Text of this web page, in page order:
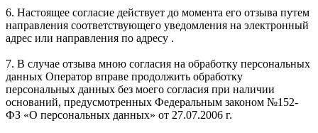
6. Настоящее согласие действует до момента его отзыва путем
направления соответствующего уведомления на электронный
адрес или направления по адресу .
7. В случае отзыва мною согласия на обработку персональных
данных Оператор вправе продолжить обработку
персональных данных без моего согласия при наличии
оснований, предусмотренных Федеральным законом №152-
ФЗ «О персональных данных» от 27.07.2006 г.